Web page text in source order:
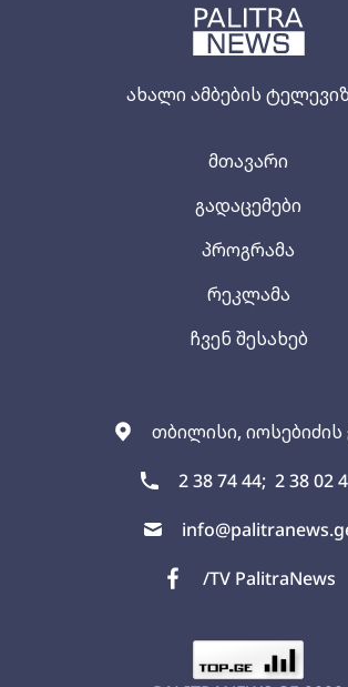
ახალი ამბების
თბილისი, იოსებიძის
2 38 74 44; 2 38 02
/TV PalitraNews
მთავარი
გადაცემები
პროგრამა
რეკლამა
ჩვენ შესახებ